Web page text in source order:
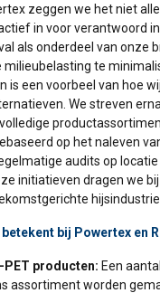
zeggen we het niet
in voor verantwoord
als onderdeel van onze
milieubelasting te
is een voorbeel van hoe
We streven
op het naleven
audits op
initiatieven dragen we
hijsindustrie.
bij Powertex en
PET producten: Een
assortiment worden